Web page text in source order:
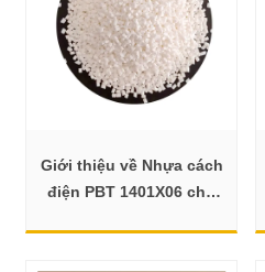
Giới thiệu về Nhựa cách
điện PBT 1401X06 cho